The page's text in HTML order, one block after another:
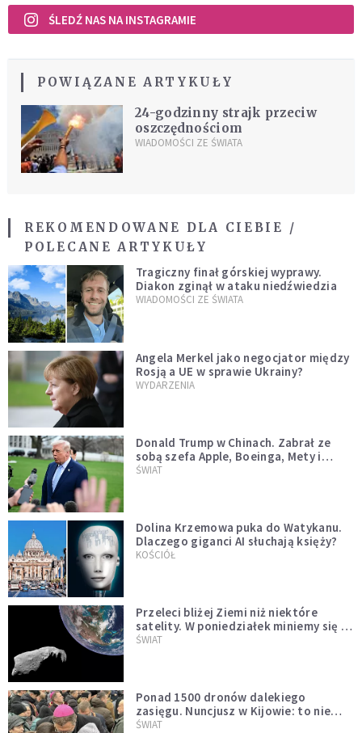
ŚLEDŹ NAS NA INSTAGRAMIE
POWIĄZANE ARTYKUŁY
24-godzinny strajk przeciw
oszczędnościom
WIADOMOŚCI ZE ŚWIATA
REKOMENDOWANE DLA CIEBIE /
POLECANE ARTYKUŁY
Tragiczny finał górskiej wyprawy.
Diakon zginął w ataku niedźwiedzia
WIADOMOŚCI ZE ŚWIATA
Angela Merkel jako negocjator między
Rosją a UE w sprawie Ukrainy?
WYDARZENIA
Donald Trump w Chinach. Zabrał ze
sobą szefa Apple, Boeinga, Mety i
Muska
ŚWIAT
Dolina Krzemowa puka do Watykanu.
Dlaczego giganci AI słuchają księży?
KOŚCIÓŁ
Przeleci bliżej Ziemi niż niektóre
satelity. W poniedziałek miniemy się z
asteroidą, która poprzedzi znacznie
ŚWIAT
Ponad 1500 dronów dalekiego
zasięgu. Nuncjusz w Kijowie: to nie
wygląda na wolę zakończenia wojny
ŚWIAT